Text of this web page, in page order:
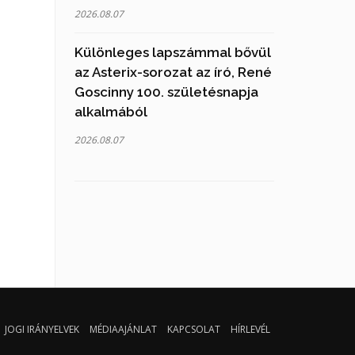
2026.08.07
Különleges lapszámmal bővül
az Asterix-sorozat az író, René
Goscinny 100. születésnapja
alkalmából
2026.08.07
JOGI IRÁNYELVEK MÉDIAAJÁNLAT KAPCSOLAT HÍRLEVÉL